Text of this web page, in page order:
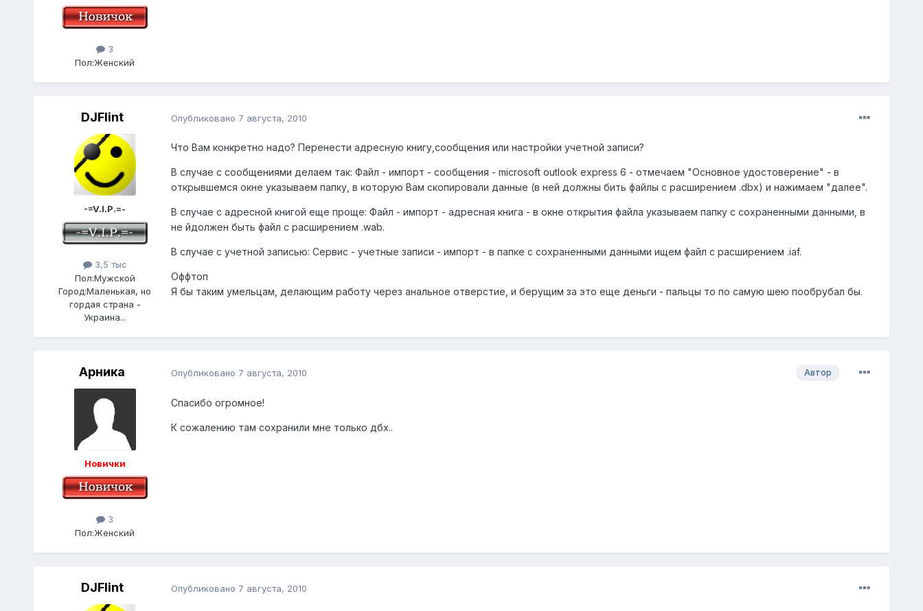
3
Пол:Женский
DJFlint
-=V.I.P.=-
3,5 тыс
Пол:Мужской
Город:Маленькая, но
гордая страна -
Украина...
Опубликовано 7 августа, 2010
Что Вам конкретно надо? Перенести адресную книгу,сообщения или настройки учетной записи?
В случае с сообщениями делаем так: Файл - импорт - сообщения - microsoft outlook express 6 - отмечаем "Основное удостоверение" - в
открывшемся окне указываем папку, в которую Вам скопировали данные (в ней должны бить файлы с расширением .dbx) и нажимаем "далее".
В случае с адресной книгой еще проще: Файл - импорт - адресная книга - в окне открытия файла указываем папку с сохраненными данными, в
не йдолжен быть файл с расширением .wab.
В случае с учетной записью: Сервис - учетные записи - импорт - в папке с сохраненными данными ищем файл с расширением .iaf.
Оффтоп
Я бы таким умельцам, делающим работу через анальное отверстие, и берущим за это еще деньги - пальцы то по самую шею пообрубал бы.
Арника
Новички
3
Пол:Женский
Автор
Опубликовано 7 августа, 2010
Спасибо огромное!
К сожалению там сохранили мне только дбх..
DJFlint Опубликовано 7 августа, 2010